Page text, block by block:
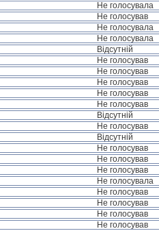
Не голосувала
Не голосував
Не голосувала
Не голосувала
Відсутній
Не голосував
Не голосував
Не голосував
Не голосував
Не голосував
Відсутній
Не голосував
Відсутній
Не голосував
Не голосував
Не голосував
Не голосувала
Не голосував
Не голосував
Не голосував
Не голосував